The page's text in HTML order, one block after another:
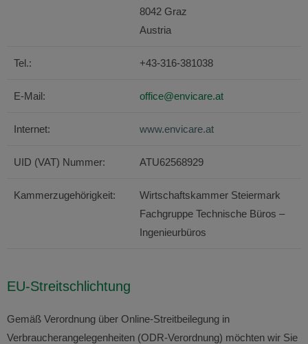
8042 Graz
Austria
Tel.: +43-316-381038
E-Mail: office@envicare.at
Internet: www.envicare.at
UID (VAT) Nummer: ATU62568929
Kammerzugehörigkeit:
Wirtschaftskammer Steiermark
Fachgruppe Technische Büros –
Ingenieurbüros
EU-Streitschlichtung
Gemäß Verordnung über Online-Streitbeilegung in
Verbraucherangelegenheiten (ODR-Verordnung) möchten wir Sie